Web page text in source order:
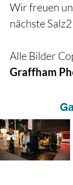
Wir freuen
nächste
Alle Bilder
Graffham